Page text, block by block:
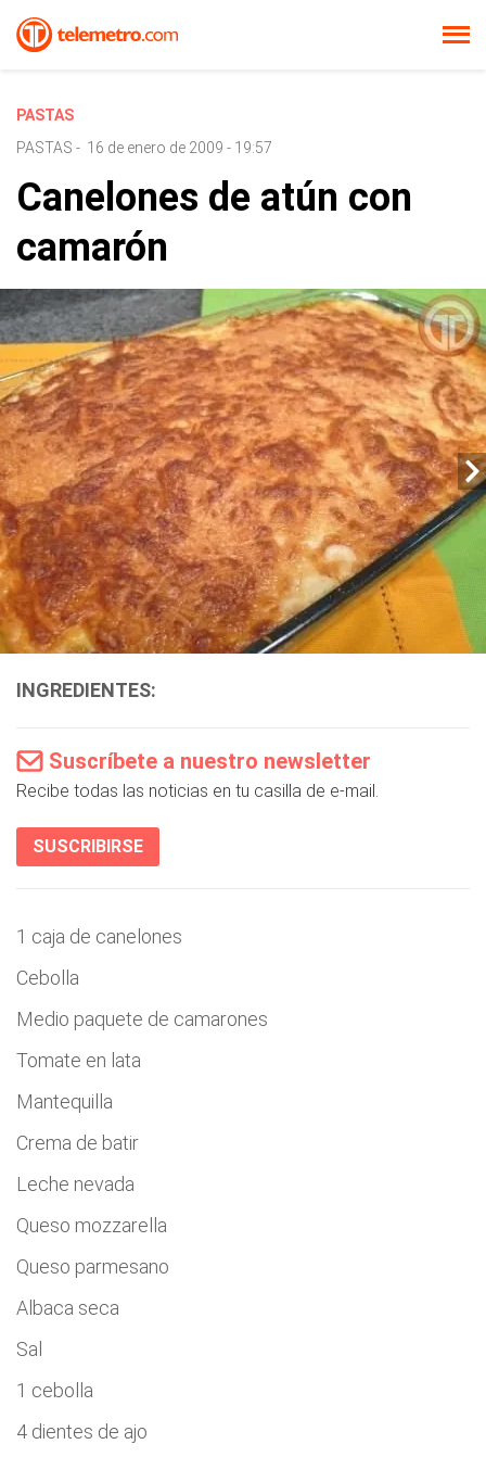
PASTAS
PASTAS - 16 de enero de 2009 - 19:57
Canelones de atún con
camarón
INGREDIENTES:
Suscríbete a nuestro newsletter
Recibe todas las noticias en tu casilla de e-mail.
SUSCRIBIRSE
1 caja de canelones
Cebolla
Medio paquete de camarones
Tomate en lata
Mantequilla
Crema de batir
Leche nevada
Queso mozzarella
Queso parmesano
Albaca seca
Sal
1 cebolla
4 dientes de ajo